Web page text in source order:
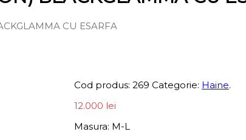
CU ESARFA
Cod produs: 269 Categorie: Haine.
12.000 lei
Masura: M-L